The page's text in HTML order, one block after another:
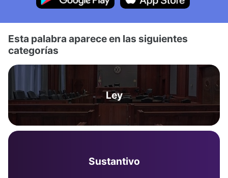
Esta palabra aparece en las siguientes
categorías
Ley
Sustantivo